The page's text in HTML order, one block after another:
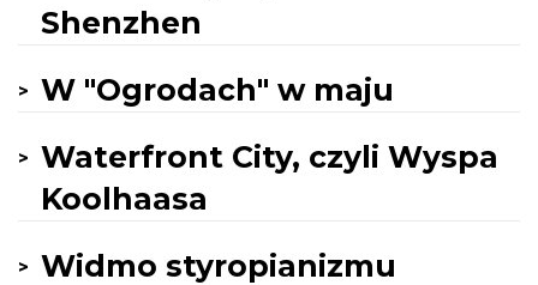
Shenzhen
W "Ogrodach" w maju
Waterfront City, czyli Wyspa
Koolhaasa
Widmo styropianizmu